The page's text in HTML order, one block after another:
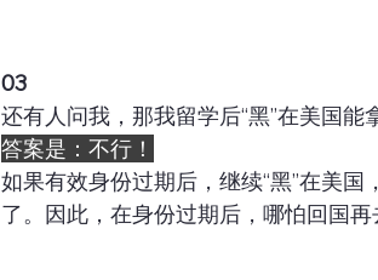
03
还有人问我，那我留学后“黑”在美国能
答案是：不行！
如果有效身份过期后，继续“黑”在美
了。因此，在身份过期后，哪怕回国再